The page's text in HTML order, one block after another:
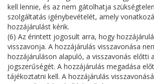
kell lennie, és az nem gátolhatja
szolgáltatás igénybevételét, amely
hozzájárulást kérik.
(6) Az érintett jogosult arra, hogy
visszavonja. A hozzájárulás visszavonása
hozzájáruláson alapuló, a visszavonás előtti
jogszerűségét. A hozzájárulás megadása
tájékoztatni kell. A hozzájárulás